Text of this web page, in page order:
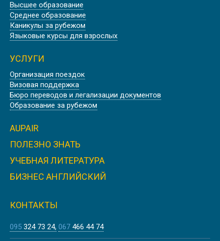
ЛЕТНИЕ КАНИКУЛЫ В ОКСФОРДЕ
Лето
АНГЛИЙСКИЕ КАНИКУЛЫ В
ЛОНДОНЕ
ЛІТНІ КАНІКУЛИ В БАТІ
Лето
Высшее образование
Среднее образование
Каникулы за рубежом
Языковые курсы для взрослых
УСЛУГИ
Организация поездок
Визовая поддержка
Бюро переводов и легализации документов
Образование за рубежом
AUPAIR
ПОЛЕЗНО ЗНАТЬ
УЧЕБНАЯ ЛИТЕРАТУРА
БИЗНЕС АНГЛИЙСКИЙ
КОНТАКТЫ
095 324 73 24 067 466 44 74